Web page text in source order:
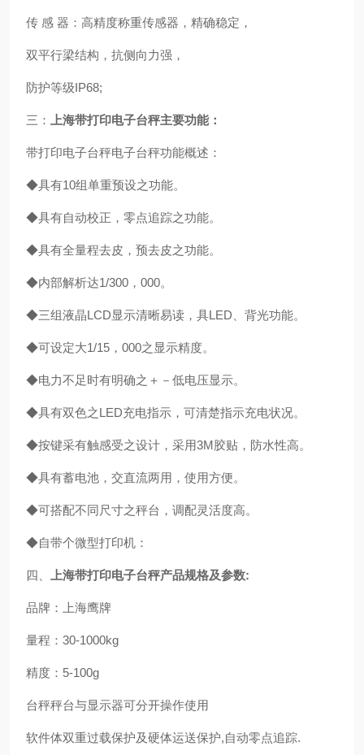
传 感 器：高精度称重传感器，精确稳定，
双平行梁结构，抗侧向力强，
防护等级IP68;
三： 上海带打印电子台秤主要功能：
带打印电子台秤电子台秤功能概述：
◆具有10组单重预设之功能。
◆具有自动校正，零点追踪之功能。
◆具有全量程去皮，预去皮之功能。
◆内部解析达1/300，000。
◆三组液晶LCD显示清晰易读，具LED、背光功能。
◆可设定大1/15，000之显示精度。
◆电力不足时有明确之＋－低电压显示。
◆具有双色之LED充电指示，可清楚指示充电状况。
◆按键采有触感受之设计，采用3M胶贴，防水性高。
◆具有蓄电池，交直流两用，使用方便。
◆可搭配不同尺寸之秤台，调配灵活度高。
◆自带个微型打印机：
四、 上海带打印电子台秤产品规格及参数:
品牌：上海鹰牌
量程：30-1000kg
精度：5-100g
台秤秤台与显示器可分开操作使用
软件体双重过载保护及硬体运送保护,自动零点追踪.